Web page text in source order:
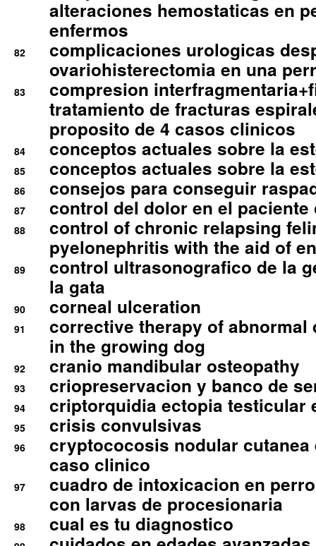
alteraciones hemostaticas en
enfermos
82
complicaciones urologicas
ovariohisterectomia en una
83
compresion
tratamiento de fracturas
proposito de 4 casos clinicos
84 conceptos actuales sobre la
85 conceptos actuales sobre la
86 consejos para conseguir
87 control del dolor en el
88
control of chronic relapsing
pyelonephritis with the aid of
89
control ultrasonografico de la
la gata
90 corneal ulceration
91
corrective therapy of abnormal
in the growing dog
92 cranio mandibular osteopathy
93 criopreservacion y banco de
94 criptorquidia ectopia testicular
95 crisis convulsivas
96
cryptococosis nodular cutanea
caso clinico
97
cuadro de intoxicacion en
con larvas de procesionaria
98 cual es tu diagnostico